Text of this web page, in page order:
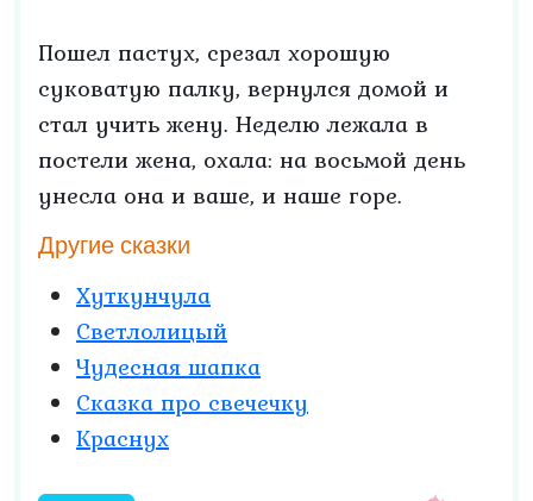
Пошел пастух, срезал хорошую
суковатую палку, вернулся домой и
стал учить жену. Неделю лежала в
постели жена, охала: на восьмой день
унесла она и ваше, и наше горе.
Другие сказки
Хуткунчула
Светлолицый
Чудесная шапка
Сказка про свечечку
Краснух